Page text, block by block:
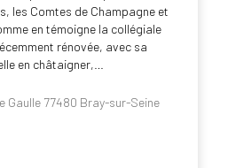
les Comtes de Champagne et
en témoigne la collégiale
rénovée, avec sa
en châtaigner,…
Gaulle 77480 Bray-sur-Seine